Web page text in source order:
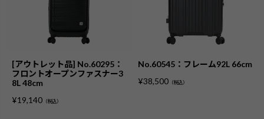
[アウトレット品] No.60295：
フロントオープンファスナー3
8L 48cm
¥19,140 （税込）
No.60545：フレーム92L 66cm
¥38,500 （税込）